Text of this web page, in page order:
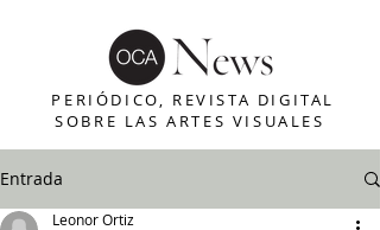
PERIÓDICO, REVISTA DIGITAL
SOBRE LAS ARTES VISUALES
Entrada
Leonor Ortiz